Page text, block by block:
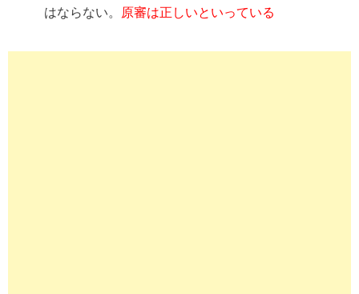
はならない。 原審は正しいといっている